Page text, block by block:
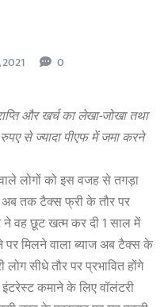
0
और खर्च का लेखा-जोखा तथा
से ज्यादा पीएफ में जमा करने
लोगों को इस वजह से तगड़ा
तक टैक्स फ्री के तौर पर
वह छूट खत्म कर दी 1 साल में
पर मिलने वाला ब्याज अब टैक्स के
सीधे तौर पर प्रभावित होंगे
कमाने के लिए वॉलंटरी